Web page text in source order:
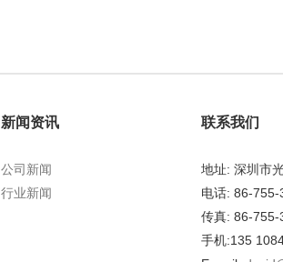
新闻资讯
公司新闻
行业新闻
联系我们
地址: 深圳市
电话: 86-
传真: 86-755-
手机:135